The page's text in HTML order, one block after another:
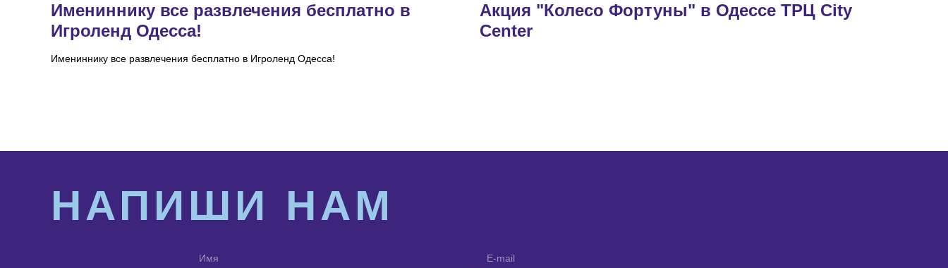
Имениннику все развлечения бесплатно в
Игроленд Одесса!
Имениннику все развлечения бесплатно в Игроленд Одесса!
Акция "Колесо Фортуны" в Одессе ТРЦ City
Center
НАПИШИ НАМ